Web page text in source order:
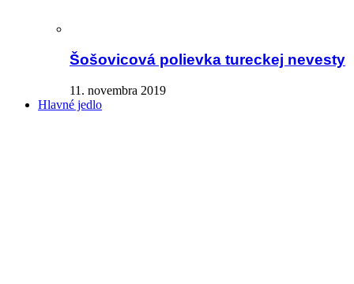
Šošovicová polievka tureckej nevesty
11. novembra 2019
Hlavné jedlo